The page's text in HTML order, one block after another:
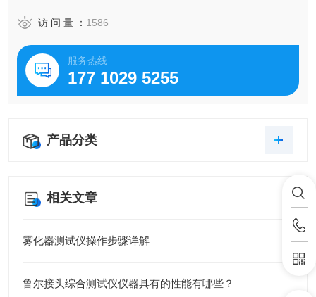
访 问 量 ： 1586
服务热线
177 1029 5255
产品分类
相关文章
雾化器测试仪操作步骤详解
鲁尔接头综合测试仪仪器具有的性能有哪些？